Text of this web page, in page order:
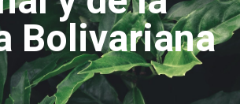
Bolivariana